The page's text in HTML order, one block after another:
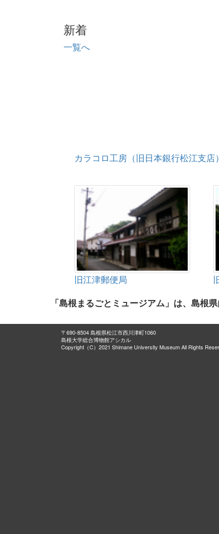
新着
一覧へ
カラコロ工房（旧日本銀行松江支店
旧江津郵便局
「島根まるごとミュージアム」は、島根
〒690-8504 島根県松江市西川津町1060
島根大学総合博物館アシカル
Copyright（C）2021 Shimane University Museum All Rights